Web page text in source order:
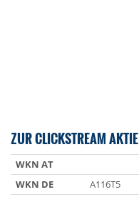
ZUR CLICKSTREAM AKTIE
WKN AT
WKN DE
A116T5